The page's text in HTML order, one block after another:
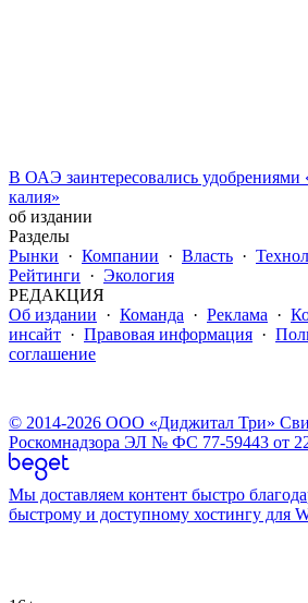
В ОАЭ заинтересовались удобрениями
калия»
об издании
Разделы
Рынки · Компании · Власть ·
Рейтинги · Экология
РЕДАКЦИЯ
Об издании · Команда · Реклама ·
инсайт · Правовая информация ·
соглашение
© 2014-2026 ООО «Диджитал Три»
Роскомнадзора ЭЛ № ФС 77-59443 от
Мы доставляем контент быстро
быстрому и доступному хостингу для